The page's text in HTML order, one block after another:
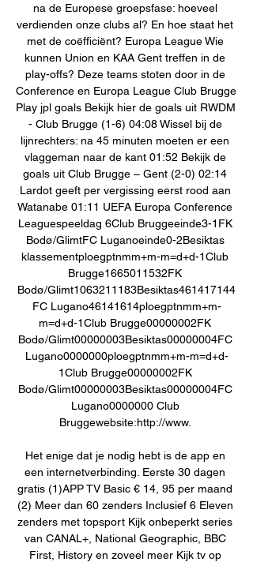
na de Europese groepsfase: hoeveel
verdienden onze clubs al? En hoe staat het
met de coëfficiënt? Europa League Wie
kunnen Union en KAA Gent treffen in de
play-offs? Deze teams stoten door in de
Conference en Europa League Club Brugge
Play jpl goals Bekijk hier de goals uit RWDM
- Club Brugge (1-6) 04:08 Wissel bij de
lijnrechters: na 45 minuten moeten er een
vlaggeman naar de kant 01:52 Bekijk de
goals uit Club Brugge – Gent (2-0) 02:14
Lardot geeft per vergissing eerst rood aan
Watanabe 01:11 UEFA Europa Conference
Leaguespeeldag 6Club Bruggeeinde3-1FK
Bodø/GlimtFC Luganoeinde0-2Besiktas
klassementploegptnmm+m-m=d+d-1Club
Brugge1665011532FK
Bodø/Glimt1063211183Besiktas461417144
FC Lugano46141614ploegptnmm+m-
m=d+d-1Club Brugge00000002FK
Bodø/Glimt00000003Besiktas00000004FC
Lugano0000000ploegptnmm+m-m=d+d-
1Club Brugge00000002FK
Bodø/Glimt00000003Besiktas00000004FC
Lugano0000000 Club
Bruggewebsite:http://www.
Het enige dat je nodig hebt is de app en
een internetverbinding. Eerste 30 dagen
gratis (1)APP TV Basic € 14, 95 per maand
(2) Meer dan 60 zenders Inclusief 6 Eleven
zenders met topsport Kijk onbeperkt series
van CANAL+, National Geographic, BBC
First, History en zoveel meer Kijk tv op